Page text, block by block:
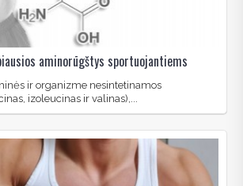
aminorūgštys sportuojantiems
ir organizme nesintetinamos
izoleucinas ir valinas),...